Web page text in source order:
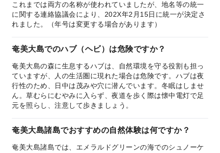
これまでは両方の名称が使われていましたが、地名等の統一
に関する連絡協議会により、202X年2月15日に統一が決定さ
れました。（年号は変更する場合があります）
奄美大島でのハブ（ヘビ）は危険ですか？
奄美大島の森に生息するハブは、自然環境を守る役割も担っ
ていますが、人の生活圏に現れた場合は危険です。ハブは夜
行性のため、日中は茂みや穴に潜んでいます。冬眠はしませ
ん。草むらにむやみに入らず、夜道を歩く際は懐中電灯で足
元を照らし、注意して歩きましょう。
奄美大島諸島でおすすめの自然体験は何ですか？
奄美大島諸島では、エメラルドグリーンの海でのシュノーケ